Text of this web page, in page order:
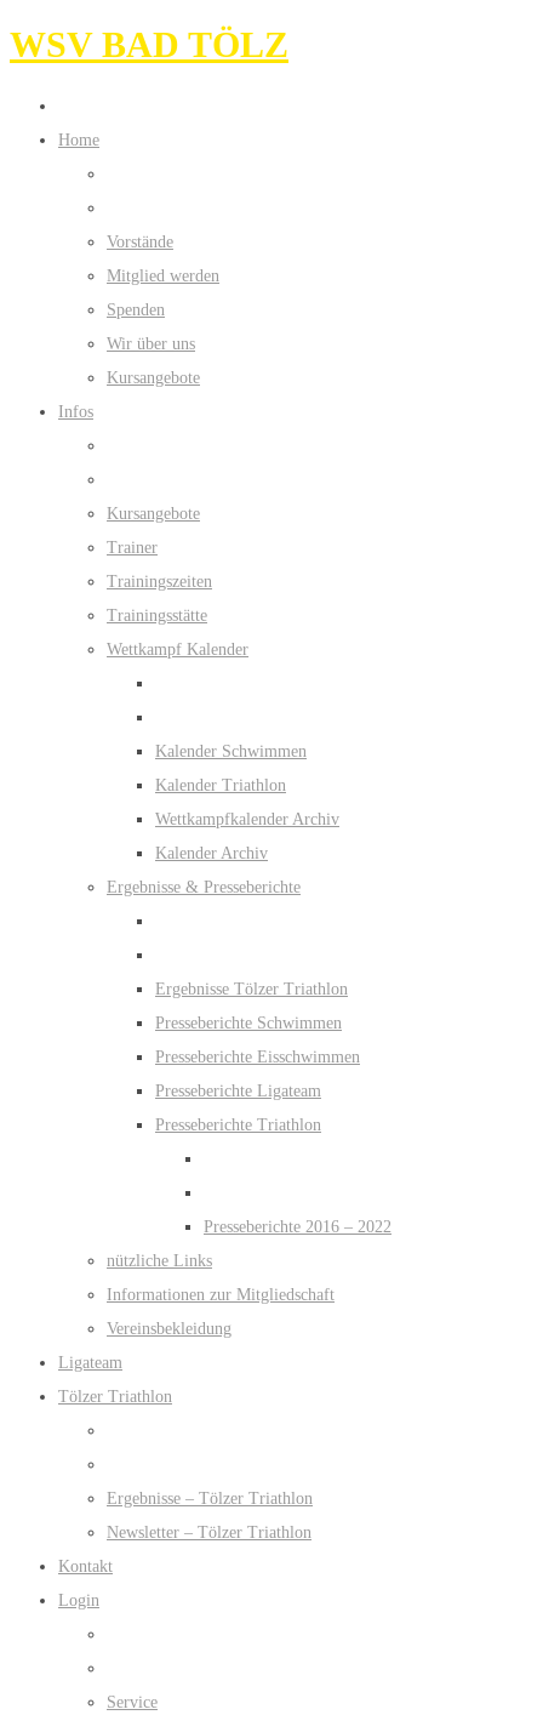
WSV BAD TÖLZ
Home
Vorstände
Mitglied werden
Spenden
Wir über uns
Kursangebote
Infos
Kursangebote
Trainer
Trainingszeiten
Trainingsstätte
Wettkampf Kalender
Kalender Schwimmen
Kalender Triathlon
Wettkampfkalender Archiv
Kalender Archiv
Ergebnisse & Presseberichte
Ergebnisse Tölzer Triathlon
Presseberichte Schwimmen
Presseberichte Eisschwimmen
Presseberichte Ligateam
Presseberichte Triathlon
Presseberichte 2016 – 2022
nützliche Links
Informationen zur Mitgliedschaft
Vereinsbekleidung
Ligateam
Tölzer Triathlon
Ergebnisse – Tölzer Triathlon
Newsletter – Tölzer Triathlon
Kontakt
Login
Service